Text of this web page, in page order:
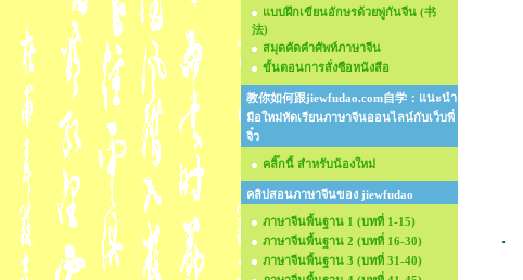
แบบฝึกเขียนอักษรด้วยพู่กันจีน (书
法)
สมุดคัดคำศัพท์ภาษาจีน
ขั้นตอนการสั่งซือหนังสือ
教你如何跟jiewfudao.com自学：แนะนำ
มือใหม่หัดเรียนภาษาจีนออนไลน์กับเว็บพี่
จิ๋ว
คลิ๊กนี้ สำหรับน้องใหม่
คลิปสอนภาษาจีนของ jiewfudao
ภาษาจีนพื้นฐาน 1 (บทที่ 1-15)
ภาษาจีนพื้นฐาน 2 (บทที่ 16-30)
ภาษาจีนพื้นฐาน 3 (บทที่ 31-40)
·